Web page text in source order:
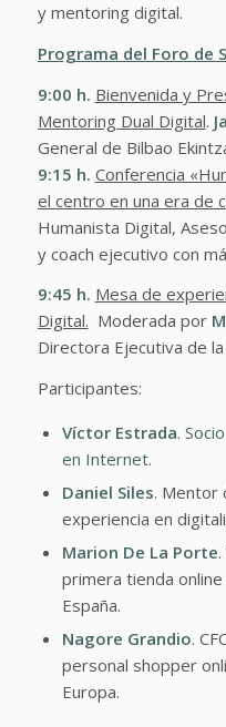
y mentoring digital.
Programa del Foro de
9:00 h. Bienvenida y
Mentoring Dual Digital.
General de Bilbao
9:15 h. Conferencia
el centro en una era de
Humanista Digital,
y coach ejecutivo con
9:45 h. Mesa de
Digital. Moderada por
Directora Ejecutiva de
Participantes:
Víctor Estrada.
en Internet.
Daniel Siles. Mentor
experiencia en
Marion De La Porte
primera tienda
España.
Nagore Grandio.
personal shopper
Europa.